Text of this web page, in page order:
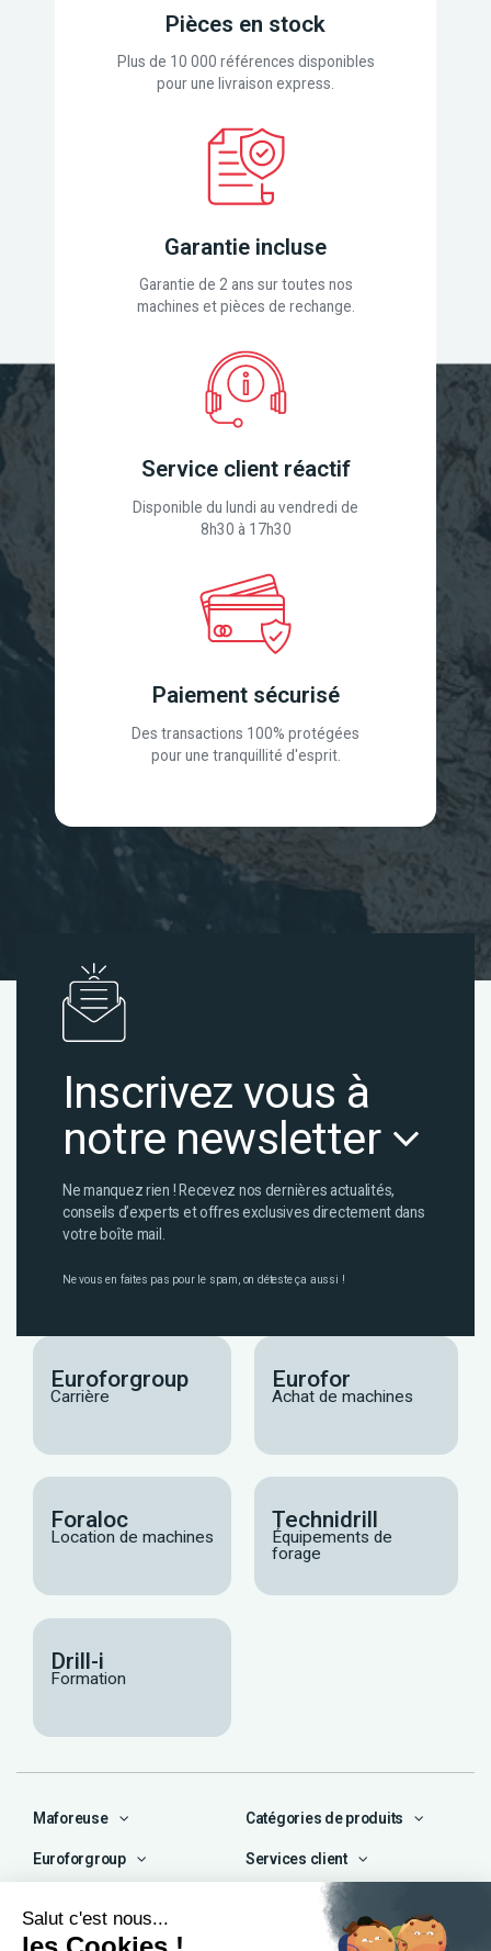
Pièces en stock
Plus de 10 000 références disponibles
pour une livraison express.
Garantie incluse
Garantie de 2 ans sur toutes nos
machines et pièces de rechange.
Service client réactif
Disponible du lundi au vendredi de
8h30 à 17h30
Paiement sécurisé
Des transactions 100% protégées
pour une tranquillité d'esprit.
Inscrivez vous à
notre newsletter
Ne manquez rien ! Recevez nos dernières actualités,
conseils d’experts et offres exclusives directement dans
votre boîte mail.
Ne vous en faites pas pour le spam, on déteste ça aussi !
Euroforgroup
Carrière
Eurofor
Achat de machines
Foraloc
Location de machines
Technidrill
Équipements de
forage
Drill-i
Formation
Maforeuse Catégories de produits
Euroforgroup Services client